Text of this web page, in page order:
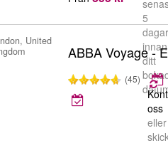
5
dagar
innan
ditt
United
ABBA Voyage -
(45)
oss
eller